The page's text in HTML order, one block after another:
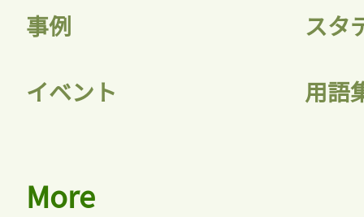
ログインが必
事例 スタ
イベント 用語
More